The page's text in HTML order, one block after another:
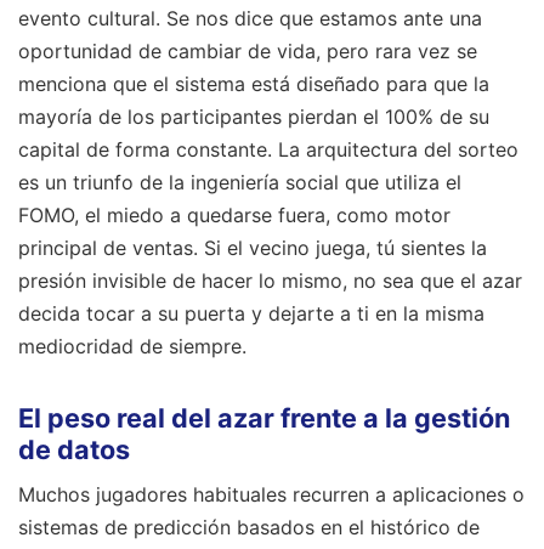
evento cultural. Se nos dice que estamos ante una
oportunidad de cambiar de vida, pero rara vez se
menciona que el sistema está diseñado para que la
mayoría de los participantes pierdan el 100% de su
capital de forma constante. La arquitectura del sorteo
es un triunfo de la ingeniería social que utiliza el
FOMO, el miedo a quedarse fuera, como motor
principal de ventas. Si el vecino juega, tú sientes la
presión invisible de hacer lo mismo, no sea que el azar
decida tocar a su puerta y dejarte a ti en la misma
mediocridad de siempre.
El peso real del azar frente a la gestión
de datos
Muchos jugadores habituales recurren a aplicaciones o
sistemas de predicción basados en el histórico de